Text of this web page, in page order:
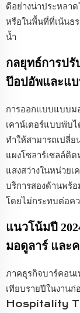
ดีอย่างน่าประหลา
หรือในพื้นที่ที่เน้นธ
น้ำ
กลยุทธ์การปรั
ป๊อปอัพและแ
การออกแบบแบบม
เคาน์เตอร์แบบพับ
ทำให้สามารถเปลี่ย
แผงโซลาร์เซลล์ติ
แสงสว่างในหน่วย
บริการสองด้านพร้อ
โดยไม่กระทบต่อค
แนวโน้มปี
มอดูลาร์ และ
ภาคธุรกิจบาร์คอน
เทียบรายปีในงาน
Hospitality